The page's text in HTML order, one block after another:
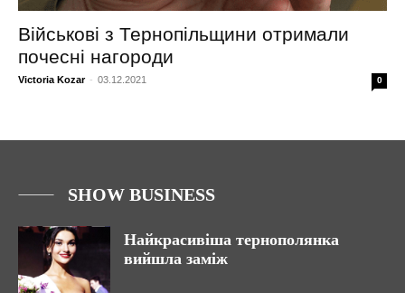
Військові з Тернопільщини отримали
почесні нагороди
Victoria Kozar - 03.12.2021 0
SHOW BUSINESS
Найкрасивіша тернополянка
вийшла заміж